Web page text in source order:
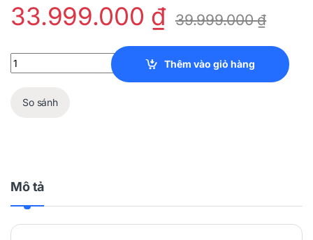
33.999.000 ₫ 39.999.000₫
Máy Sấy Bosch WTX87E40 Series 8 quantity
Thêm vào giỏ hàng
So sánh
Mô tả